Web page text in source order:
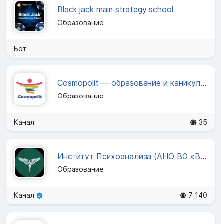
Black jack main strategy school
Образование
Бот
Cosmopolit — образование и каникулы за рубежом
Образование
Канал 35
Институт Психоанализа (АНО ВО «ВЕИП»)
Образование
Канал 7 140